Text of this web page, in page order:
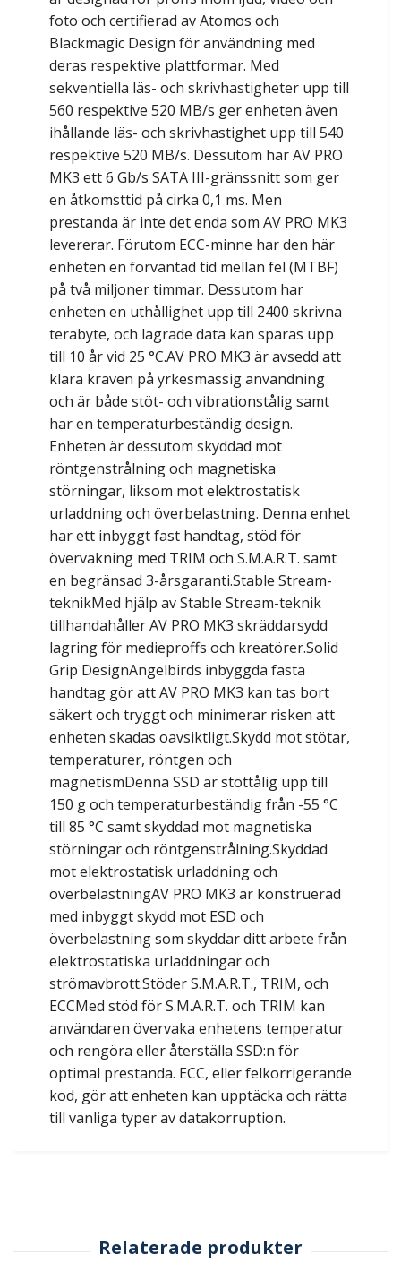
foto och certifierad av Atomos och
Blackmagic Design för användning med
deras respektive plattformar. Med
sekventiella läs- och skrivhastigheter upp till
560 respektive 520 MB/s ger enheten även
ihållande läs- och skrivhastighet upp till 540
respektive 520 MB/s. Dessutom har AV PRO
MK3 ett 6 Gb/s SATA III-gränssnitt som ger
en åtkomsttid på cirka 0,1 ms. Men
prestanda är inte det enda som AV PRO MK3
levererar. Förutom ECC-minne har den här
enheten en förväntad tid mellan fel (MTBF)
på två miljoner timmar. Dessutom har
enheten en uthållighet upp till 2400 skrivna
terabyte, och lagrade data kan sparas upp
till 10 år vid 25 °C.AV PRO MK3 är avsedd att
klara kraven på yrkesmässig användning
och är både stöt- och vibrationstålig samt
har en temperaturbeständig design.
Enheten är dessutom skyddad mot
röntgenstrålning och magnetiska
störningar, liksom mot elektrostatisk
urladdning och överbelastning. Denna enhet
har ett inbyggt fast handtag, stöd för
övervakning med TRIM och S.M.A.R.T. samt
en begränsad 3-årsgaranti.Stable Stream-
teknikMed hjälp av Stable Stream-teknik
tillhandahåller AV PRO MK3 skräddarsydd
lagring för medieproffs och kreatörer.Solid
Grip DesignAngelbirds inbyggda fasta
handtag gör att AV PRO MK3 kan tas bort
säkert och tryggt och minimerar risken att
enheten skadas oavsiktligt.Skydd mot stötar,
temperaturer, röntgen och
magnetismDenna SSD är stöttålig upp till
150 g och temperaturbeständig från -55 °C
till 85 °C samt skyddad mot magnetiska
störningar och röntgenstrålning.Skyddad
mot elektrostatisk urladdning och
överbelastningAV PRO MK3 är konstruerad
med inbyggt skydd mot ESD och
överbelastning som skyddar ditt arbete från
elektrostatiska urladdningar och
strömavbrott.Stöder S.M.A.R.T., TRIM, och
ECCMed stöd för S.M.A.R.T. och TRIM kan
användaren övervaka enhetens temperatur
och rengöra eller återställa SSD:n för
optimal prestanda. ECC, eller felkorrigerande
kod, gör att enheten kan upptäcka och rätta
till vanliga typer av datakorruption.